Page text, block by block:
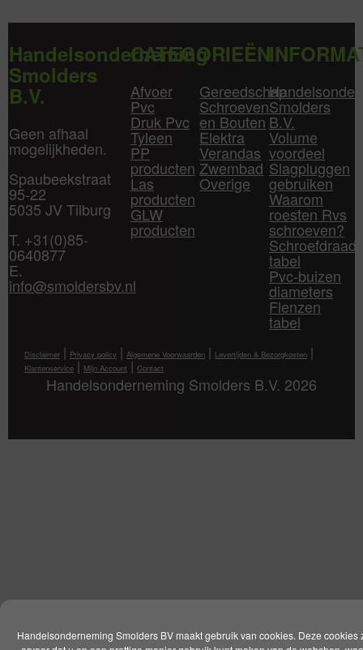
Handelsonderneming Smolders BV maakt gebruik van cookies. Deze cookies
Handelsonderneming
Smolders
B.V.
Geen afhaal
mogelijkheden.
Spaubeekstraat
95-22
5035 JV Tilburg
T. +31(0)85-
0640877
E.
info@smoldersbv.nl
CATEGORIEËN
Afvoer
Pvc
Druk Pvc
Tyleen
PP
producten
Las
producten
GLW
producten
Gereedschap
Schroeven
en Bouten
Elektra
Verandas
Zwembad
Overige
Smolders
B.V.
Volume
voordeel
Slagpluggen
gebruiken
Waarom
roesten Rvs
schroeven?
Schroefdraad
tabel
Pvc-buizen
diameters
Flenzen
tabel
Disclaimer | Privacy policy | Algemene Voorwaarden | Levertijden & Bezorgkosten |
Klantenservice | Mijn Account | Contact
Handelsonderneming Smolders B.V. 2026